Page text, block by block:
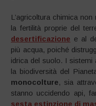
L’agricoltura chimica
la fertilità proprie del
desertificazione e al
più acqua, poiché
idrica del suolo. I sistemi
la biodiversità del
monocolture, sia
stanno uccidendo api,
sesta estinzione di